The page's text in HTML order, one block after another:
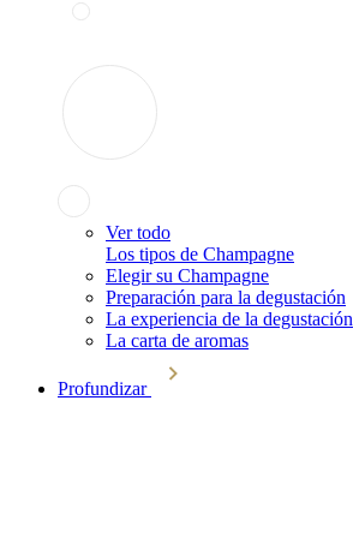
Ver todo
Los tipos de Champagne
Elegir su Champagne
Preparación para la degustación
La experiencia de la degustación
La carta de aromas
Profundizar